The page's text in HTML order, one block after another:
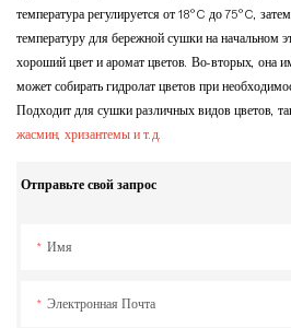
температура регулируется от 18°C ​​до 75°C,
температуру для бережной сушки на начальном
хороший цвет и аромат цветов. Во-вторых, она
может собирать гидролат цветов при
Подходит для сушки различных видов цветов,
жасмин, хризантемы и т.д.
Отправьте свой запрос
Имя
Электронная Почта